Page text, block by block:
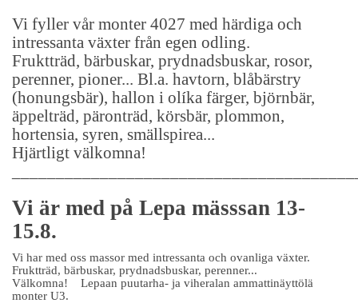
Vi fyller vår monter 4027 med härdiga och
intressanta växter från egen odling.
Fruktträd, bärbuskar, prydnadsbuskar, rosor,
perenner, pioner... Bl.a. havtorn, blåbärstry
(honungsbär), hallon i olíka färger, björnbär,
äppelträd, päronträd, körsbär, plommon,
hortensia, syren, smällspirea...
Hjärtligt välkomna!
Vi är med på Lepa mässsan 13-
15.8.
Vi har med oss massor med intressanta och ovanliga växter.
Fruktträd, bärbuskar, prydnadsbuskar, perenner...
Välkomna! Lepaan puutarha- ja viheralan ammattinäyttölä
monter U3.